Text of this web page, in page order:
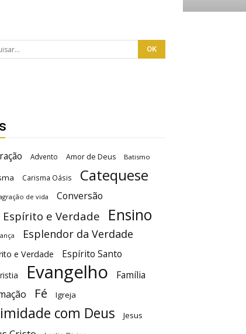
Advento Amor de Deus Batismo
Carisma Oásis Catequese
de vida Conversão
Espírito e Verdade Ensino
Esplendor da Verdade
e Verdade Espírito Santo
Evangelho
Família
Fé Igreja
com Deus Jesus